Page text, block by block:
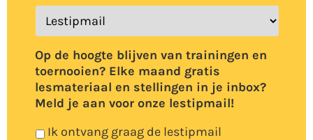
Op de hoogte blijven van trainingen en
toernooien? Elke maand gratis
lesmateriaal en stellingen in je inbox?
Meld je aan voor onze lestipmail!
Ik ontvang graag de lestipmail